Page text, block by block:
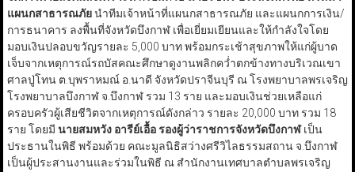
แผนกสาธารณภัยนำทีมเจ้าหน้าที่แผนกสาธารณภัย และแผนกการเงิน/
การธนาคาร ลงพื้นที่จังหวัดบึงกาฬ เพื่อเยี่ยมเยียนและให้กำลังใจโดย
มอบเงินปลอบขวัญรายละ 5,000 บาท พร้อมกระเช้าสุขภาพให้แก่ผู้บาด
เจ็บจากเหตุการณ์รถบัสคณะศึกษาดูงานพลิกคว่ำตกข้างทางบริเวณเขา
ศาลปู่โทน ต.บุพราหมณ์ อ.นาดี จังหวัดปราจีนบุรี ณ โรงพยาบาลพรเจริญ
โรงพยาบาลบึงกาฬ จ.บึงกาฬ รวม 13 ราย และมอบเงินช่วยเหลือแก่
ครอบครัวผู้เสียชีวิตจากเหตุการณ์ดังกล่าว รายละ 20,000 บาท รวม 18
ราย โดยมี นายสมหวัง อารีย์เอื้อ รองผู้ว่าราชการจังหวัดบึงกาฬเป็น
ประธานในพิธี พร้อมด้วย คณะมูลนิธิสว่างศรีวิไลธรรมสถาน จ.บึงกาฬ
เป็นผู้ประสานงานและร่วมในพิธี ณ สำนักงานเทศบาลตำบลพรเจริญ